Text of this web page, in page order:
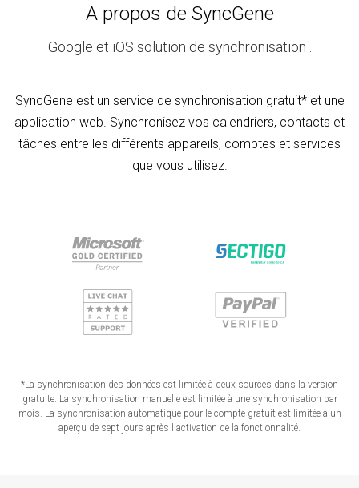
A propos de SyncGene
Google et iOS solution de synchronisation .
SyncGene est un service de synchronisation gratuit* et une
application web. Synchronisez vos calendriers, contacts et
tâches entre les différents appareils, comptes et services
que vous utilisez.
*La synchronisation des données est limitée à deux sources dans la version
gratuite. La synchronisation manuelle est limitée à une synchronisation par
mois. La synchronisation automatique pour le compte gratuit est limitée à un
aperçu de sept jours après l'activation de la fonctionnalité.